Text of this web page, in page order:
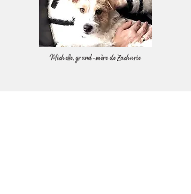
Michelle, grand-mère de Zacharie